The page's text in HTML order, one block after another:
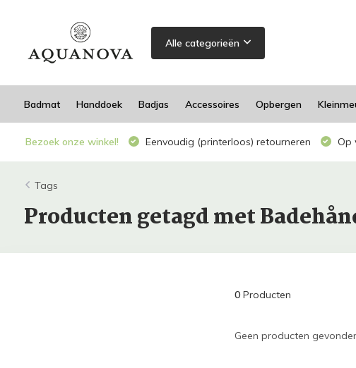
Alle categorieën
Badmat Handdoek Badjas Accessoires Opbergen
Bezoek onze winkel! Eenvoudig (printerloos) retourneren Op
Tags
Producten getagd met
0Producten
Geen producten